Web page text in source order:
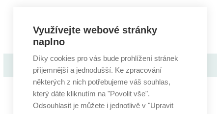
Stavba rodinného domu Start
Využívejte webové stránky
naplno
Díky cookies pro vás bude prohlížení stránek
příjemnější a jednodušší. Ke zpracování
některých z nich potřebujeme váš souhlas,
který dáte kliknutím na "Povolit vše".
Odsouhlasit je můžete i jednotlivě v "Upravit